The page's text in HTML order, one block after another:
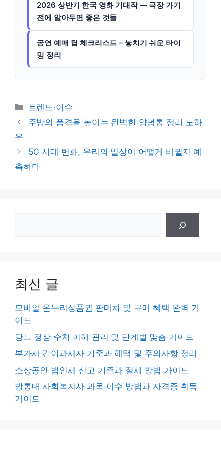
2026 상반기 한국 영화 기대작 — 극장 가기
전에 알아두면 좋은 것들
공연 예매 팁 체크리스트 – 놓치기 쉬운 타이
밍 정리
카
테
트렌드·이슈
주방의 품격을 높이는 완벽한 양념통 정리 노하
우
5G 시대 변화, 우리의 일상이 어떻게 바뀔지 예
측하다
최신 글
모바일 온누리상품권 판매처 및 구매 혜택 완벽 가
이드
당뇨 정상 수치 이해 관리 및 단계별 맞춤 가이드
부가세 간이과세자 기준과 혜택 및 주의사항 정리
소상공인 법인세 신고 기준과 절세 방법 가이드
방통대 사회복지사 과목 이수 방법과 자격증 취득
가이드